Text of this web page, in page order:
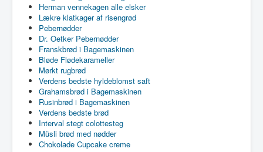
Herman vennekagen alle elsker
Lækre klatkager af risengrød
Pebernødder
Dr. Oetker Pebernødder
Franskbrød i Bagemaskinen
Bløde Flødekarameller
Mørkt rugbrød
Verdens bedste hyldeblomst saft
Grahamsbrød i Bagemaskinen
Rusinbrød i Bagemaskinen
Verdens bedste brød
Interval stegt colottesteg
Müsli brød med nødder
Chokolade Cupcake creme